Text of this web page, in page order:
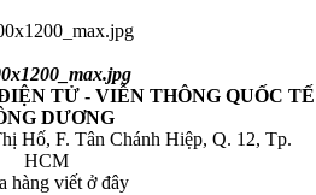
TỬ - VIỄN THÔNG QUỐC TẾ
DƯƠNG
Hố, F. Tân Chánh Hiệp, Q. 12, Tp.
HCM
hàng viết ở đây